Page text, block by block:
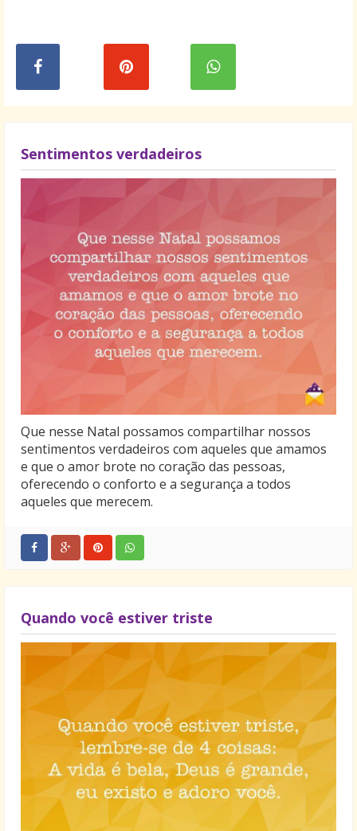
Sentimentos verdadeiros
Que nesse Natal possamos compartilhar nossos
sentimentos verdadeiros com aqueles que amamos
e que o amor brote no coração das pessoas,
oferecendo o conforto e a segurança a todos
aqueles que merecem.
Quando você estiver triste